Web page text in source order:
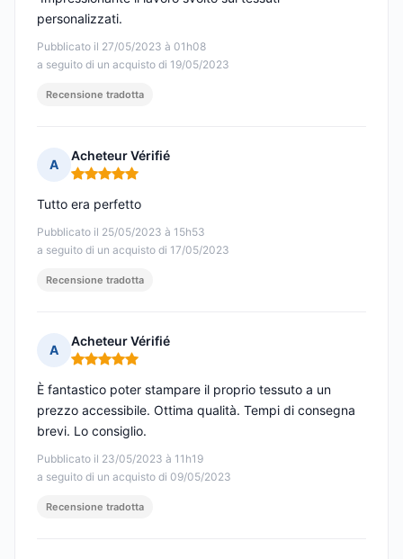
Pubblicato il 27/05/2023 à 01h08
a seguito di un acquisto di 19/05/2023
personalizzati.
Recensione tradotta
A
Acheteur Vérifié
Nota: 5 su 5
Pubblicato il 25/05/2023 à 15h53
a seguito di un acquisto di 17/05/2023
Tutto era perfetto
Recensione tradotta
A
Acheteur Vérifié
Nota: 5 su 5
Pubblicato il 23/05/2023 à 11h19
a seguito di un acquisto di 09/05/2023
È fantastico poter stampare il proprio tessuto a un
prezzo accessibile. Ottima qualità. Tempi di consegna
brevi. Lo consiglio.
Recensione tradotta